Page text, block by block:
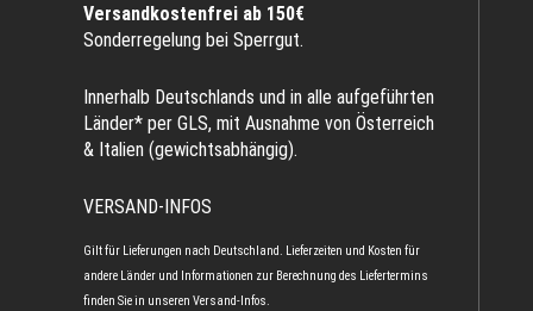
Versandkostenfrei ab 150€
Sonderregelung bei Sperrgut.
Innerhalb Deutschlands und in alle aufgeführten
Länder* per GLS, mit Ausnahme von Österreich
& Italien (gewichtsabhängig).
VERSAND-INFOS
Gilt für Lieferungen nach Deutschland. Lieferzeiten und Kosten für
andere Länder und Informationen zur Berechnung des Liefertermins
finden Sie in unseren Versand-Infos.